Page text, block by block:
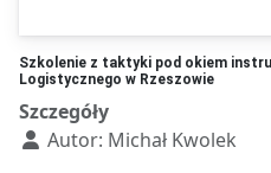
Szkolenie z taktyki pod okiem
Logistycznego w Rzeszowie
Szczegóły
Autor: Michał Kwolek